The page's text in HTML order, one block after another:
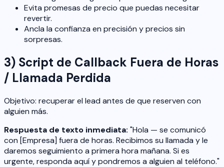
Evita promesas de precio que puedas necesitar
revertir.
Ancla la confianza en precisión y precios sin
sorpresas.
3) Script de Callback Fuera de Horas
/ Llamada Perdida
Objetivo: recuperar el lead antes de que reserven con
alguien más.
Respuesta de texto inmediata: "Hola — se comunicó
con [Empresa] fuera de horas. Recibimos su llamada y le
daremos seguimiento a primera hora mañana. Si es
urgente, responda aquí y pondremos a alguien al teléfono."